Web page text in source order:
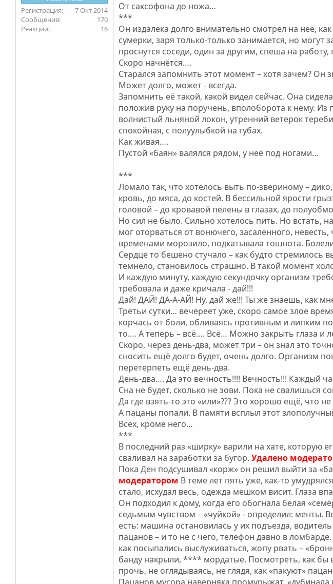
7 Окт 2014
170
16
От саксофона до ножа…
***
Он издалека долго внимательно смотрел на неё,
сумерки, заря только-только занимается, но могут
проснутся соседи, один за другим, спеша на
Скоро начнётся….
Старался запомнить этот момент – хотя зачем? Он
Может долго, может - всегда.
Запомнить её такой, какой видел сейчас. Она
положив руку на поручень, вполоборота к нему.
волнистый льняной локон, утренний ветерок
спокойная, с полуулыбкой на губах.
Как живая….
Пустой «баян» валялся рядом, у неё под ногами…
***
Ломало так, что хотелось выть по-звериному –
кровь, до мяса, до костей. В бессильной ярости
головой – до кровавой пелены в глазах, до
Но сил не было. Сильно хотелось пить. Но встать,
мог оторваться от вонючего, засаленного,
временами морозило, подкатывала тошнота.
Сердце то бешено стучало – как будто стремилось
темнело, становилось страшно. В такой момент
И каждую минуту, каждую секундочку организм
требовала и даже кричала - дай!!!
Дай! ДАЙ! ДА-А-АЙ! Ну, дай же!!! Ты же знаешь, как
Третьи сутки… вечереет уже, скоро самое злое
корчась от боли, обливаясь противным и липким
то.… А теперь – всё…. Всё… Можно закрыть глаза и
Скоро, через день-два, может три – он знал это
сносить ещё долго будет, очень долго. Организм
перетерпеть ещё день-два.
День-два…. Да это вечность!!!! Вечность!!! Каждый
Сна не будет, сколько не зови. Пока не свалишься
Да где взять-то это «или»??? Это хорошо ещё, что
А пацаны попали. В памяти всплыл этот
Всех, кроме него…
***
В последний раз «ширку» варили на хате, которую
сваливал на заработки за бугор.Удалено
Пока Ден подсушивал «корж» он решил выйти за
модератором В теме лет пять уже, как-то
стало, исхудал весь, одежда мешком висит. Глаза
Он подходил к дому, когда его обогнала белая
седьмым чувством – «чуйкой» - определил: менты.
есть: машина остановилась у их подъезда,
пацанов – и то не с чего, телефон давно в
как посыпались выслуживаться, жопу рвать –
банду накрыли, **** мордатые. Посмотреть, как
прочь, не оглядываясь, не глядя, как «пакуют»
Пацанов мусора наверняка промурыжат, «дубинала